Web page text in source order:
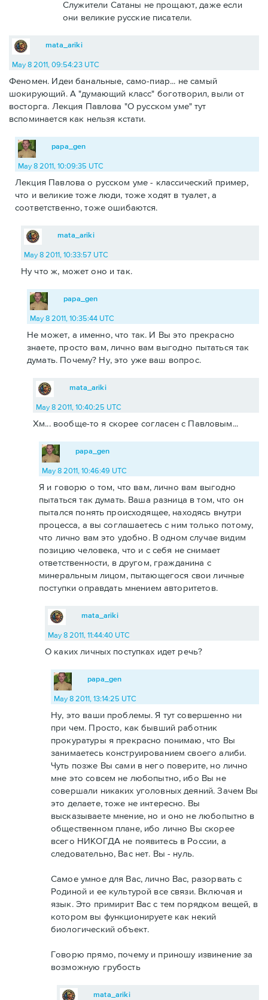
Служители Сатаны не прощают, даже если
они великие русские писатели.
mata_ariki
May 8 2011, 09:54:23 UTC
Феномен. Идеи банальные, само-пиар... не самый
шокирующий. А "думающий класс" боготворил, выли от
восторга. Лекция Павлова "О русском уме" тут
вспоминается как нельзя кстати.
papa_gen
May 8 2011, 10:09:35 UTC
Лекция Павлова о русском уме - классический пример,
что и великие тоже люди, тоже ходят в туалет, а
соответственно, тоже ошибаются.
mata_ariki
May 8 2011, 10:33:57 UTC
Ну что ж, может оно и так.
papa_gen
May 8 2011, 10:35:44 UTC
Не может, а именно, что так. И Вы это прекрасно
знаете, просто вам, лично вам выгодно пытаться так
думать. Почему? Ну, это уже ваш вопрос.
mata_ariki
May 8 2011, 10:40:25 UTC
Хм... вообще-то я скорее согласен с Павловым...
papa_gen
May 8 2011, 10:46:49 UTC
Я и говорю о том, что вам, лично вам выгодно
пытаться так думать. Ваша разница в том, что он
пытался понять происходящее, находясь внутри
процесса, а вы соглашаетесь с ним только потому,
что лично вам это удобно. В одном случае видим
позицию человека, что и с себя не снимает
ответственности, в другом, гражданина с
минеральным лицом, пытающегося свои личные
поступки оправдать мнением авторитетов.
mata_ariki
May 8 2011, 11:44:40 UTC
О каких личных поступках идет речь?
papa_gen
May 8 2011, 13:14:25 UTC
Ну, это ваши проблемы. Я тут совершенно ни
при чем. Просто, как бывший работник
прокуратуры я прекрасно понимаю, что Вы
занимаетесь конструированием своего алиби.
Чуть позже Вы сами в него поверите, но лично
мне это совсем не любопытно, ибо Вы не
совершали никаких уголовных деяний. Зачем Вы
это делаете, тоже не интересно. Вы
высказываете мнение, но и оно не любопытно в
общественном плане, ибо лично Вы скорее
всего НИКОГДА не появитесь в России, а
следовательно, Вас нет. Вы - нуль.
Самое умное для Вас, лично Вас, разорвать с
Родиной и ее культурой все связи. Включая и
язык. Это примирит Вас с тем порядком вещей, в
котором вы функционируете как некий
биологический объект.
Говорю прямо, почему и приношу извинение за
возможную грубость
mata_ariki